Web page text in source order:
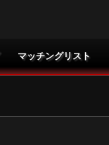
マッチングリスト